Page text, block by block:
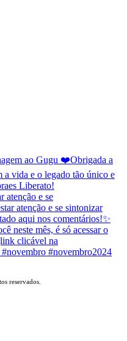
atenção e se
reservados.